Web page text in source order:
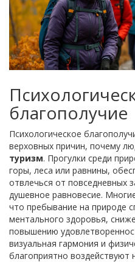
благополучие
Психологическое
верховных причин, почему
туризм. Прогулки среди
горы, леса или равнины,
отвлечься от повседневных
душевное равновесие.
что пребывание на природе
ментального здоровья,
повышению
визуальная гармония и
благоприятно воздействуют